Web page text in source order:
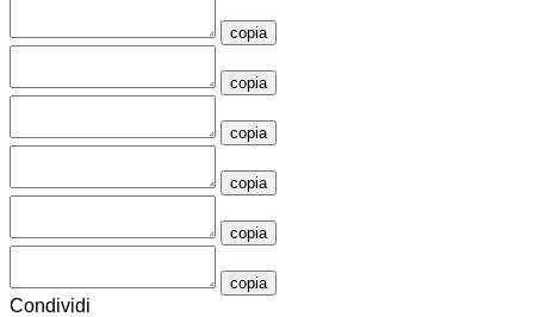
copia
copia
copia
copia
copia
copia
Condividi